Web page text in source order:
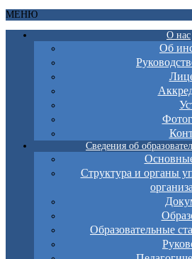
МЕНЮ
О нас
Об
Сведения об
Структура и органы
Образовательные